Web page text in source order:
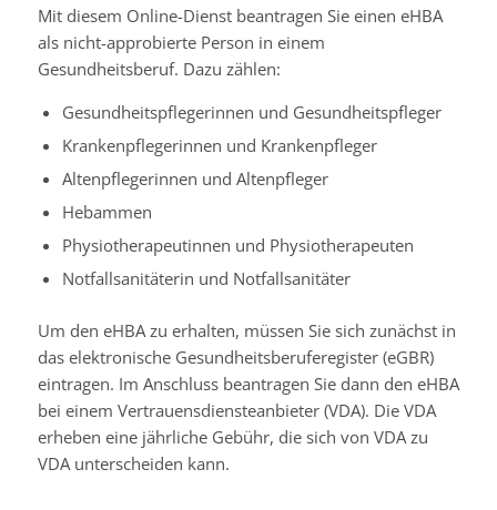
Mit diesem Online-Dienst beantragen Sie einen eHBA
als nicht-approbierte Person in einem
Gesundheitsberuf. Dazu zählen:
Gesundheitspflegerinnen und Gesundheitspfleger
Krankenpflegerinnen und Krankenpfleger
Altenpflegerinnen und Altenpfleger
Hebammen
Physiotherapeutinnen und Physiotherapeuten
Notfallsanitäterin und Notfallsanitäter
Um den eHBA zu erhalten, müssen Sie sich zunächst in
das elektronische Gesundheitsberuferegister (eGBR)
eintragen. Im Anschluss beantragen Sie dann den eHBA
bei einem Vertrauensdiensteanbieter (VDA). Die VDA
erheben eine jährliche Gebühr, die sich von VDA zu
VDA unterscheiden kann.